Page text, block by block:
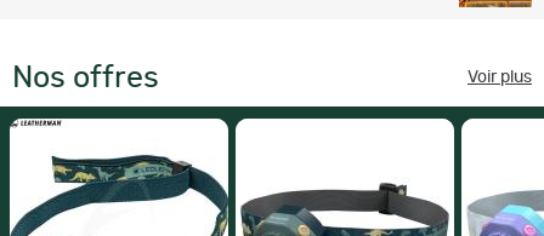
Nos offres Voir plus